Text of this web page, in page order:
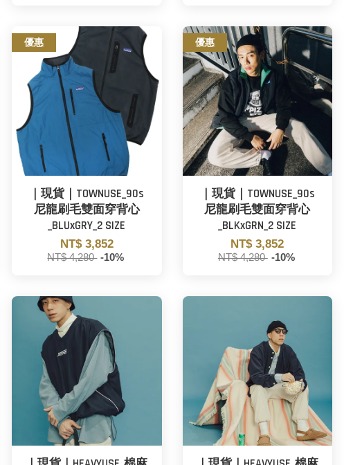
優惠
｜現貨｜TOWNUSE_90s
尼龍刷毛雙面穿背心
_BLUxGRY_2 SIZE
NT$ 3,852
NT$ 4,280 -10%
優惠
｜現貨｜TOWNUSE_90s
尼龍刷毛雙面穿背心
_BLKxGRN_2 SIZE
NT$ 3,852
NT$ 4,280 -10%